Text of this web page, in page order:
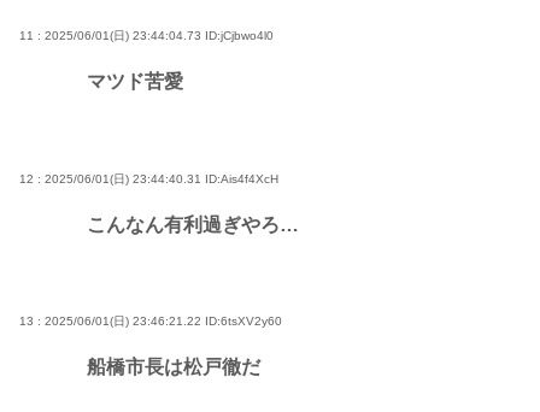
11 : 2025/06/01(日) 23:44:04.73 ID:jCjbwo4l0
マツド苦愛
12 : 2025/06/01(日) 23:44:40.31 ID:Ais4f4XcH
こんなん有利過ぎやろ…
13 : 2025/06/01(日) 23:46:21.22 ID:6tsXV2y60
船橋市長は松戸徹だ